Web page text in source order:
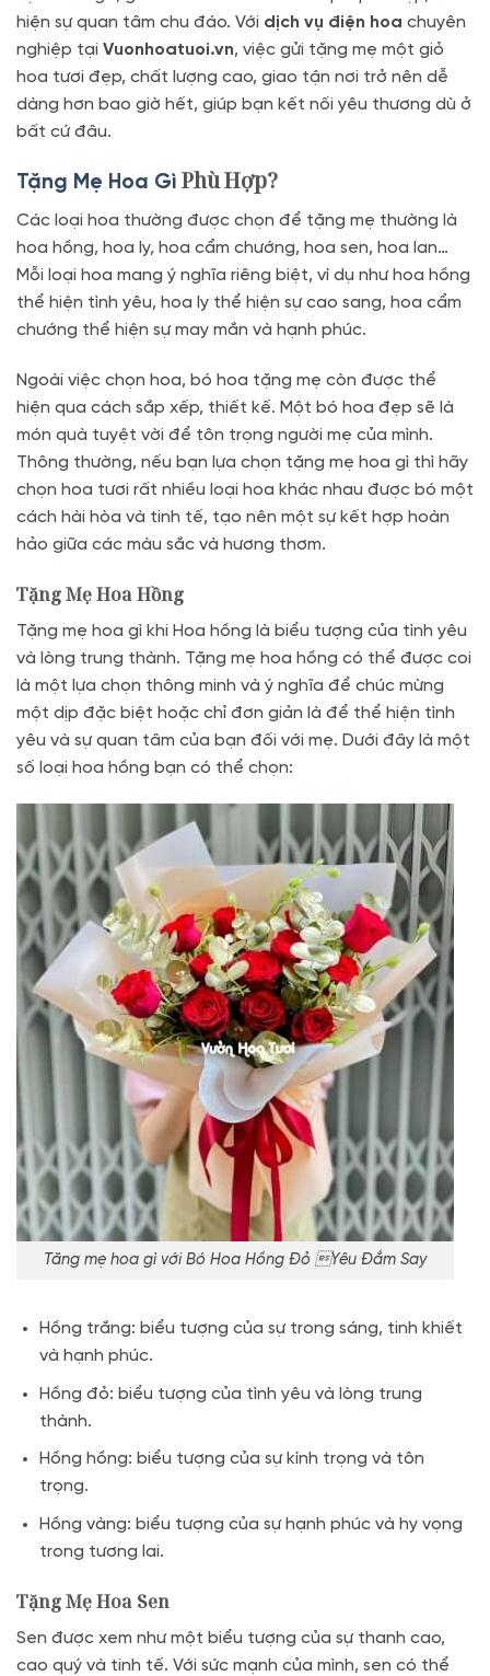
hiện sự quan tâm chu đáo. Với dịch vụ điện hoa chuyên
nghiệp tại Vuonhoatuoi.vn, việc gửi tặng mẹ một giỏ
hoa tươi đẹp, chất lượng cao, giao tận nơi trở nên dễ
dàng hơn bao giờ hết, giúp bạn kết nối yêu thương dù ở
bất cứ đâu.
Tặng Mẹ Hoa Gì Phù Hợp?
Các loại hoa thường được chọn để tặng mẹ thường là
hoa hồng, hoa ly, hoa cẩm chướng, hoa sen, hoa lan…
Mỗi loại hoa mang ý nghĩa riêng biệt, ví dụ như hoa hồng
thể hiện tình yêu, hoa ly thể hiện sự cao sang, hoa cẩm
chướng thể hiện sự may mắn và hạnh phúc.
Ngoài việc chọn hoa, bó hoa tặng mẹ còn được thể
hiện qua cách sắp xếp, thiết kế. Một bó hoa đẹp sẽ là
món quà tuyệt vời để tôn trọng người mẹ của mình.
Thông thường, nếu bạn lựa chọn tặng mẹ hoa gì thì hãy
chọn hoa tươi rất nhiều loại hoa khác nhau được bó một
cách hài hòa và tinh tế, tạo nên một sự kết hợp hoàn
hảo giữa các màu sắc và hương thơm.
Tặng Mẹ Hoa Hồng
Tặng mẹ hoa gì khi Hoa hồng là biểu tượng của tình yêu
và lòng trung thành. Tặng mẹ hoa hồng có thể được coi
là một lựa chọn thông minh và ý nghĩa để chúc mừng
một dịp đặc biệt hoặc chỉ đơn giản là để thể hiện tình
yêu và sự quan tâm của bạn đối với mẹ. Dưới đây là một
số loại hoa hồng bạn có thể chọn:
Tăng mẹ hoa gì với Bó Hoa Hồng Đỏ Yêu Đắm Say
Hồng trắng: biểu tượng của sự trong sáng, tinh khiết
và hạnh phúc.
Hồng đỏ: biểu tượng của tình yêu và lòng trung
thành.
Hồng hồng: biểu tượng của sự kính trọng và tôn
trọng.
Hồng vàng: biểu tượng của sự hạnh phúc và hy vọng
trong tương lai.
Tặng Mẹ Hoa Sen
Sen được xem như một biểu tượng của sự thanh cao,
cao quý và tinh tế. Với sức mạnh của mình, sen có thể